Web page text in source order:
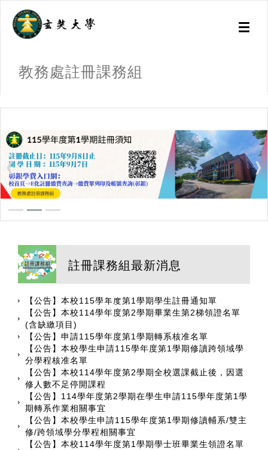
Toggle
教務處註冊課務組
註冊課務組最新消息
【公告】本校115學年度第1學期學生註冊通知單
【公告】本校114學年度第2學期畢業生第2梯領證名單
(含缺繳項目)
【公告】申請115學年度第1學期轉系核准名單
【公告】本校學生申請115學年度第1學期修讀跨領域學
分學程核准名單
【公告】本校114學年度第2學期全校選課截止後，因選
修人數不足停開課程
【公告】114學年度第2學期在學生申請115學年度第1學
期轉系作業相關事宜
【公告】本校學生申請115學年度第1學期修讀輔系/雙主
修/跨領域學分學程相關事宜
【公告】本校114學年度第1學期學士班畢業生領證名單